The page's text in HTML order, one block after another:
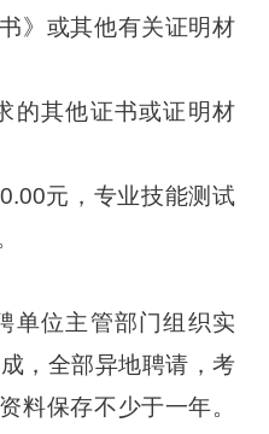
》或其他有关证明材
的其他证书或证明材
元，专业技能测试
单位主管部门组织实
，全部异地聘请，考
料保存不少于一年。